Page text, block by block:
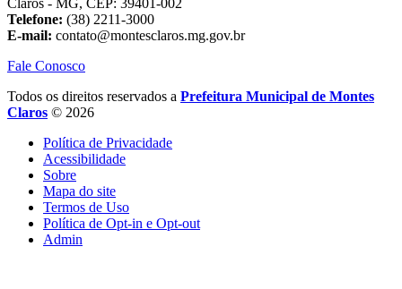
Telefone: (38) 2211-3000
E-mail: contato@montesclaros.mg.gov.br
Fale Conosco
Todos os direitos reservados a Prefeitura Municipal de Montes
Claros © 2026
Política de Privacidade
Acessibilidade
Sobre
Mapa do site
Termos de Uso
Política de Opt-in e Opt-out
Admin